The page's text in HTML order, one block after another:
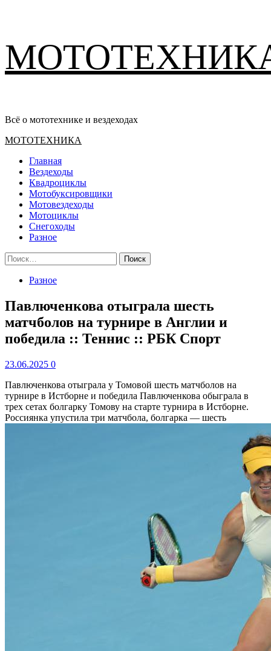
содержимому
Всё о мототехнике и вездеходах
Основное
МОТОТЕХНИКА
Главная
Вездеходы
Квадроциклы
Мотобуксировщики
Мотовездеходы
Мотоциклы
Снегоходы
Разное
Найти:
Разное
Павлюченкова отыграла шесть
матчболов на турнире в Англии и
победила :: Теннис :: РБК Спорт
23.06.2025 0
Павлюченкова отыграла у Томовой шесть матчболов на
турнире в Истборне и победила Павлюченкова обыграла в
трех сетах болгарку Томову на старте турнира в Истборне.
Россиянка упустила три матчбола, болгарка — шесть